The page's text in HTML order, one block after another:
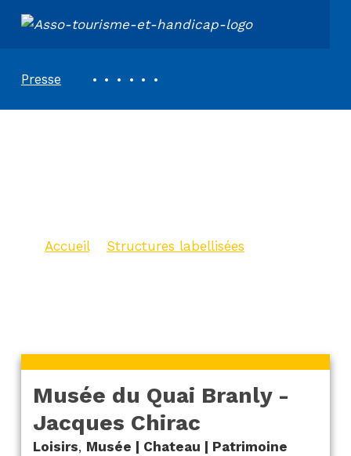
ASSOCIATION TOURISME ET HANDICAPS
Presse
Accueil> Structures labellisées
Musée du Quai Branly -
Jacques Chirac
Loisirs, Musée | Chateau | Patrimoine